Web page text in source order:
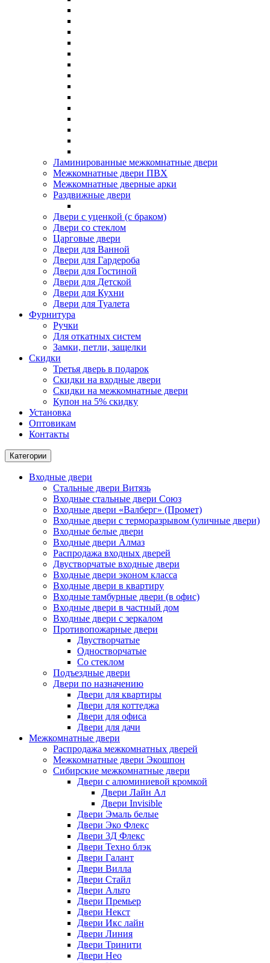
Ламинированные межкомнатные двери
Межкомнатные двери ПВХ
Межкомнатные дверные арки
Раздвижные двери
Двери с уценкой (с браком)
Двери со стеклом
Царговые двери
Двери для Ванной
Двери для Гардероба
Двери для Гостиной
Двери для Детской
Двери для Кухни
Двери для Туалета
Фурнитура
Ручки
Для откатных систем
Замки, петли, защелки
Скидки
Третья дверь в подарок
Скидки на входные двери
Скидки на межкомнатные двери
Купон на 5% скидку
Установка
Оптовикам
Контакты
Категории
Входные двери
Стальные двери Витязь
Входные стальные двери Союз
Входные двери «Валберг» (Промет)
Входные двери с терморазрывом (уличные двери)
Входные белые двери
Входные двери Алмаз
Распродажа входных дверей
Двустворчатые входные двери
Входные двери эконом класса
Входные двери в квартиру
Входные тамбурные двери (в офис)
Входные двери в частный дом
Входные двери с зеркалом
Противопожарные двери
Двустворчатые
Одностворчатые
Со стеклом
Подъездные двери
Двери по назначению
Двери для квартиры
Двери для коттеджа
Двери для офиса
Двери для дачи
Межкомнатные двери
Распродажа межкомнатных дверей
Межкомнатные двери Экошпон
Сибирские межкомнатные двери
Двери с алюминиевой кромкой
Двери Лайн Ал
Двери Invisible
Двери Эмаль белые
Двери Эко Флекс
Двери 3Д Флекс
Двери Техно блэк
Двери Галант
Двери Вилла
Двери Стайл
Двери Альто
Двери Премьер
Двери Некст
Двери Икс лайн
Двери Линия
Двери Тринити
Двери Нео